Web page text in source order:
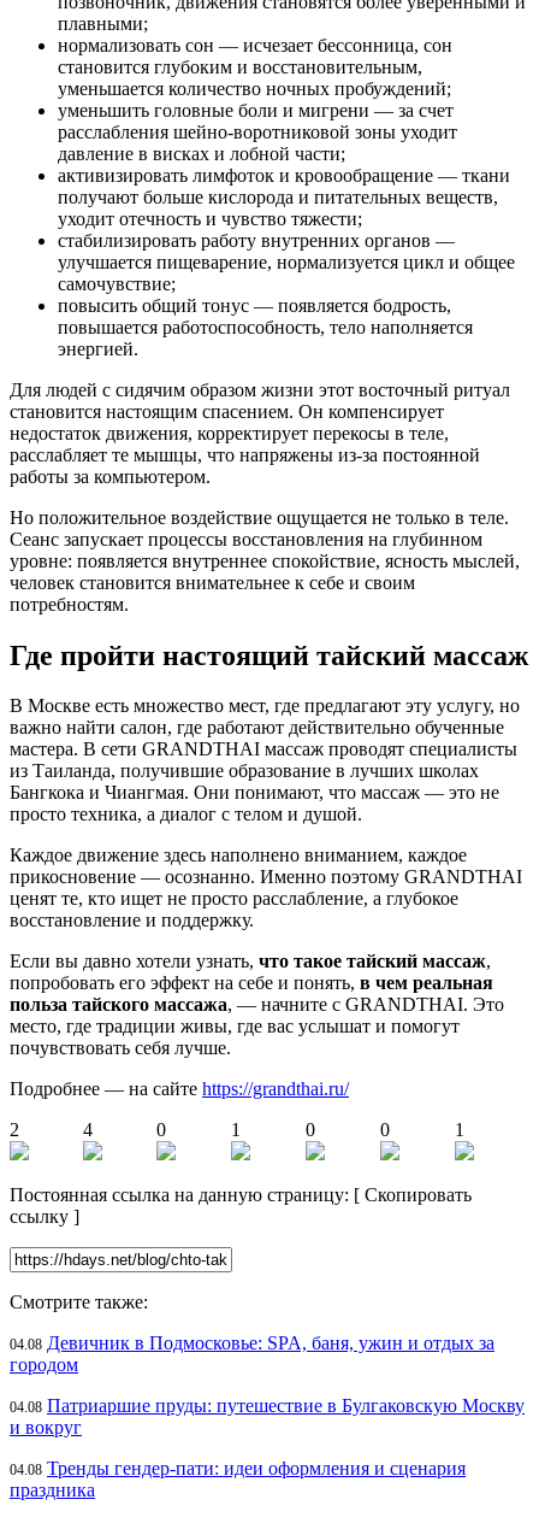
плавными;
нормализовать сон — исчезает бессонница, сон
становится глубоким и восстановительным,
уменьшается количество ночных пробуждений;
уменьшить головные боли и мигрени — за счет
расслабления шейно-воротниковой зоны уходит
давление в висках и лобной части;
активизировать лимфоток и кровообращение — ткани
получают больше кислорода и питательных веществ,
уходит отечность и чувство тяжести;
стабилизировать работу внутренних органов —
улучшается пищеварение, нормализуется цикл и общее
самочувствие;
повысить общий тонус — появляется бодрость,
повышается работоспособность, тело наполняется
энергией.
Для людей с сидячим образом жизни этот восточный ритуал
становится настоящим спасением. Он компенсирует
недостаток движения, корректирует перекосы в теле,
расслабляет те мышцы, что напряжены из-за постоянной
работы за компьютером.
Но положительное воздействие ощущается не только в теле.
Сеанс запускает процессы восстановления на глубинном
уровне: появляется внутреннее спокойствие, ясность мыслей,
человек становится внимательнее к себе и своим
потребностям.
Где пройти настоящий тайский массаж
В Москве есть множество мест, где предлагают эту услугу, но
важно найти салон, где работают действительно обученные
мастера. В сети GRANDTHAI массаж проводят специалисты
из Таиланда, получившие образование в лучших школах
Бангкока и Чиангмая. Они понимают, что массаж — это не
просто техника, а диалог с телом и душой.
Каждое движение здесь наполнено вниманием, каждое
прикосновение — осознанно. Именно поэтому GRANDTHAI
ценят те, кто ищет не просто расслабление, а глубокое
восстановление и поддержку.
Если вы давно хотели узнать, что такое тайский массаж,
попробовать его эффект на себе и понять, в чем реальная
польза тайского массажа, — начните с GRANDTHAI. Это
место, где традиции живы, где вас услышат и помогут
почувствовать себя лучше.
Подробнее — на сайте https://grandthai.ru/
2
4 0 1 0 0 1
Постоянная ссылка на данную страницу: [ Скопировать
ссылку ]
Смотрите также:
04.08 Девичник в Подмосковье: SPA, баня, ужин и отдых за
городом
04.08 Патриаршие пруды: путешествие в Булгаковскую Москву
и вокруг
04.08 Тренды гендер-пати: идеи оформления и сценария
праздника